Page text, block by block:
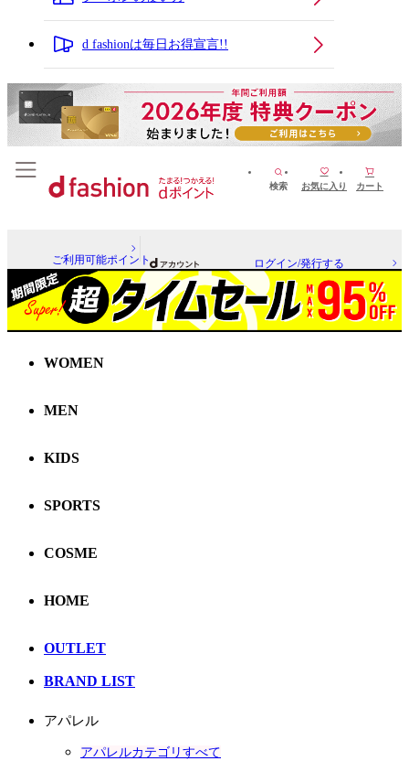
d fashionは毎日お得宣言!!
検索 お気に入り カート
ご利用可能ポイント ログイン/発行する
WOMEN
MEN
KIDS
SPORTS
COSME
HOME
OUTLET
BRAND LIST
アパレル
アパレルカテゴリすべて